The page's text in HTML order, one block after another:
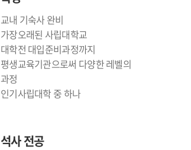
교내 기숙사 완비
가장오래된 사립대학교
대학전 대입준비과정까지
평생교육기관으로써 다양한 레벨의
과정
인기사립대학 중 하나
석사 전공